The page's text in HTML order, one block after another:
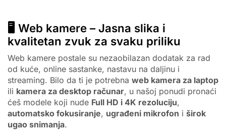
🖥️ Web kamere – Jasna slika i
kvalitetan zvuk za svaku priliku
Web kamere postale su nezaobilazan dodatak za rad
od kuće, online sastanke, nastavu na daljinu i
streaming. Bilo da ti je potrebna web kamera za laptop
ili kamera za desktop računar, u našoj ponudi pronaći
ćeš modele koji nude Full HD i 4K rezoluciju,
automatsko fokusiranje, ugrađeni mikrofon i širok
ugao snimanja.